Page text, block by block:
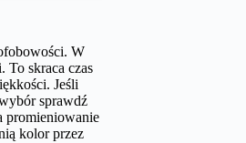
W
To skraca czas
Jeśli
sprawdź
promieniowanie
kolor przez